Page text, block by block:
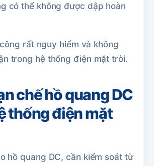
có thể không được dập hoàn
rất nguy hiểm và không
trong hệ thống điện mặt trời.
chế hồ quang DC
thống điện mặt
hồ quang DC, cần kiểm soát từ